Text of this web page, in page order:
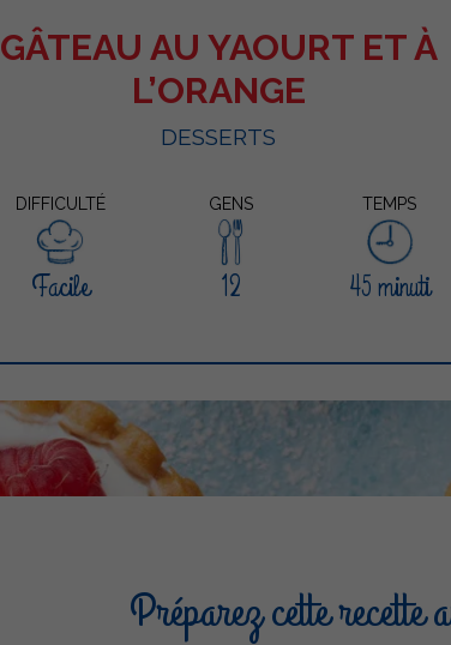
GÂTEAU AU YAOURT ET À
L’ORANGE
DESSERTS
DIFFICULTÉ GENS TEMPS
Facile 12 45 minuti
Préparez cette recette